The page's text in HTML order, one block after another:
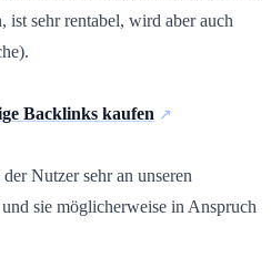
sehr rentabel, wird aber auch
Backlinks kaufen
Nutzer sehr an unseren
sie möglicherweise in Anspruch